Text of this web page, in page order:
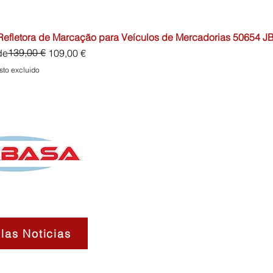
de Marcação para Veículos de Mercadorias 50654
139,00 € 109,00 €
de oferta
excluido
Noticias